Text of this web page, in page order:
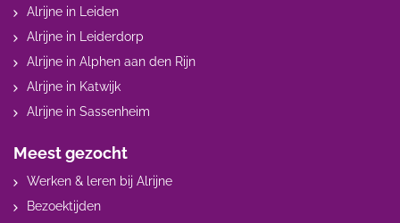
Alrijne in Leiden
Alrijne in Leiderdorp
Alrijne in Alphen aan den Rijn
Alrijne in Katwijk
Alrijne in Sassenheim
Meest gezocht
Werken & leren bij Alrijne
Bezoektijden